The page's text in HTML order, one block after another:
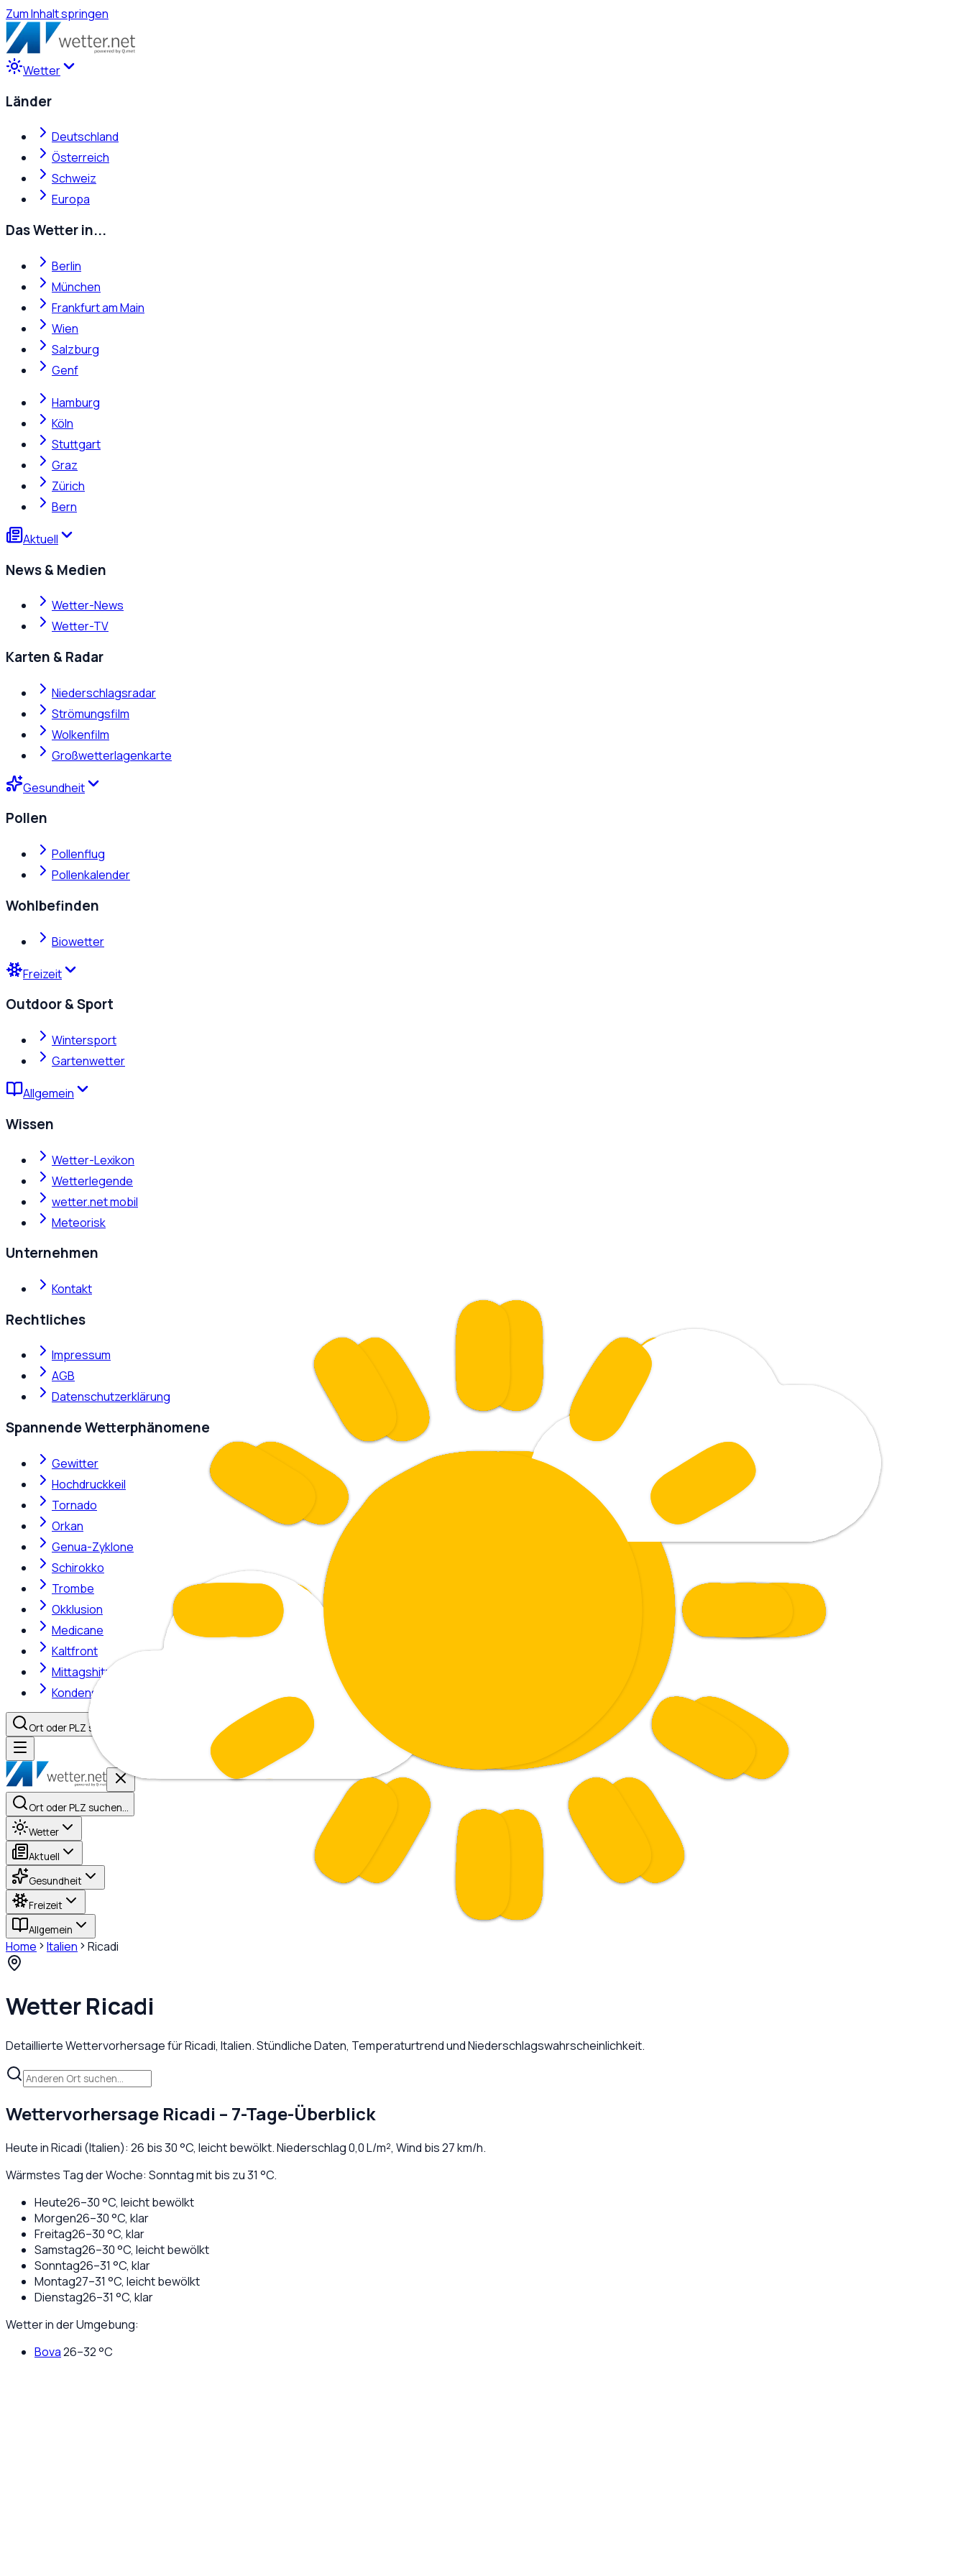
Zum Inhalt springen
Wetter
Länder
Deutschland
Österreich
Schweiz
Europa
Das Wetter in...
Berlin
München
Frankfurt am Main
Wien
Salzburg
Genf
Hamburg
Köln
Stuttgart
Graz
Zürich
Bern
Aktuell
News & Medien
Wetter-News
Wetter-TV
Karten & Radar
Niederschlagsradar
Strömungsfilm
Wolkenfilm
Großwetterlagenkarte
Gesundheit
Pollen
Pollenflug
Pollenkalender
Wohlbefinden
Biowetter
Freizeit
Outdoor & Sport
Wintersport
Gartenwetter
Allgemein
Wissen
Wetter-Lexikon
Wetterlegende
wetter.net mobil
Meteorisk
Unternehmen
Kontakt
Rechtliches
Impressum
AGB
Datenschutzerklärung
Spannende Wetterphänomene
Gewitter
Hochdruckkeil
Tornado
Orkan
Genua-Zyklone
Schirokko
Trombe
Okklusion
Medicane
Kaltfront
Mittagshitze
Kondensstreifen
Ort oder PLZ suchen…
Ort oder PLZ suchen…
Wetter
Aktuell
Gesundheit
Freizeit
Allgemein
Home Italien Ricadi
WetterRicadi
Detaillierte Wettervorhersage fürRicadi, Italien. Stündliche Daten, Temperaturtrend und Niederschlagswahrscheinlichkeit.
Wettervorhersage Ricadi – 7-Tage-Überblick
Heute inRicadi (Italien): 26 bis30°C, leicht bewölkt. Niederschlag0,0L/m², Wind bis27km/h.
Wärmstes Tag der Woche: Sonntag mit bis zu 31 °C.
Heute26–30°C, leicht bewölkt
Morgen26–30°C, klar
Freitag26–30°C, klar
Samstag26–30°C, leicht bewölkt
Sonntag26–31 °C, klar
Montag27–31 °C, leicht bewölkt
Dienstag26–31 °C, klar
Wetter in der Umgebung:
Bova26–32°C